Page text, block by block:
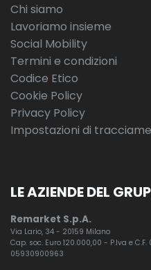
Chi siamo
Lavoriamo insieme
Social Mobility
Termini e condizioni
Codice Etico
Cookie Policy
Privacy Policy
Impostazioni di
LE AZIENDE DEL
Remarket S.p.A.
Via Lario, 34 - 20159 Milano
Cap. soc. Euro 120.000,00 - P.Iva e
05930900963